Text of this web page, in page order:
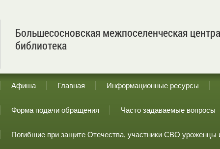
Большесосновская межпоселенческая
библиотека
Афиша Главная Информационные ресурсы
Форма подачи обращения Часто задаваемые вопросы
Погибшие при защите Отечества, участники СВО уроженцы